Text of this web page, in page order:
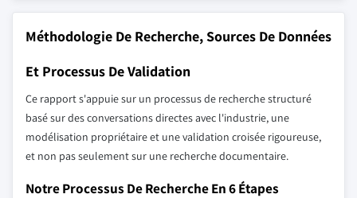
Méthodologie De Recherche, Sources De Données
Et Processus De Validation
Ce rapport s'appuie sur un processus de recherche structuré
basé sur des conversations directes avec l'industrie, une
modélisation propriétaire et une validation croisée rigoureuse,
et non pas seulement sur une recherche documentaire.
Notre Processus De Recherche En 6 Étapes